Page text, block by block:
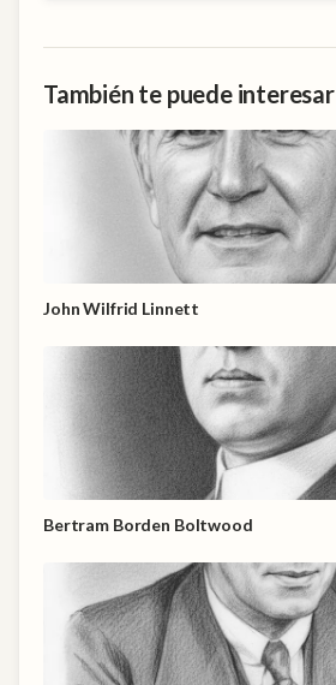
También te puede interesar
John Wilfrid Linnett
Bertram Borden Boltwood